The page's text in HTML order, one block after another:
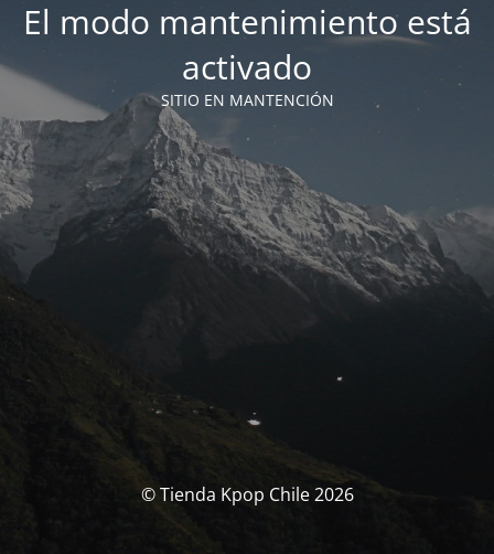
El modo mantenimiento está
activado
SITIO EN MANTENCIÓN
© Tienda Kpop Chile 2026